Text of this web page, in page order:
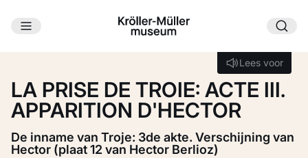
Ga naar hoofdinhoud
Lees voor
Lees voor
LA PRISE DE TROIE: ACTE III.
APPARITION D'HECTOR
De inname van Troje: 3de akte. Verschijning van
Hector (plaat 12 van Hector Berlioz)